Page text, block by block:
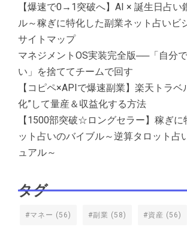
【爆速で0→1突破へ】AI × 誕生日占い
ル～稼ぎに特化した副業ネット占いビ
サイトマップ
マネジメントOS実装完全版──「自分
い」を捨ててチームで回す
【コピペ×APIで爆速副業】楽天トラベ
化”して量産＆収益化する方法
【1500部突破☆ロングセラー】稼ぎに
ット占いのバイブル～逆算タロット占
ュアル～
タグ
#マネー (56) #副業 (58) #資産 (56)